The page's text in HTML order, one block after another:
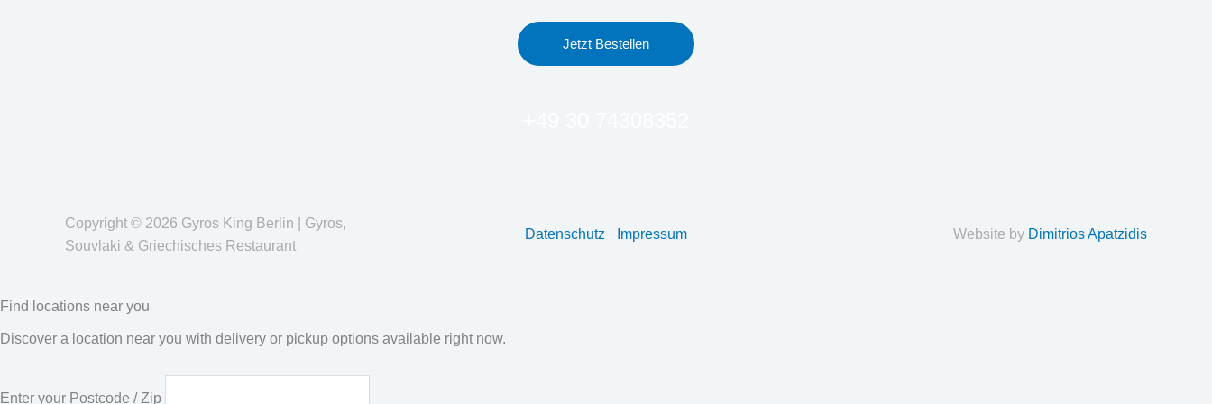
Jetzt Bestellen
Copyright © 2026 Gyros King Berlin | Gyros,
Souvlaki & Griechisches Restaurant
Datenschutz · Impressum Website by Dimitrios Apatzidis
Find locations near you
Discover a location near you with delivery or pickup options available right now.
Enter your Postcode / Zip